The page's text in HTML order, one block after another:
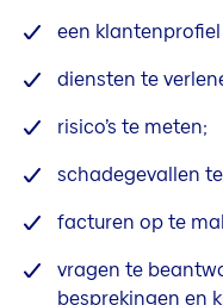
een
diensten te
risico’s te meten;
schadegevallen
facturen op te
vragen te
besprekingen en